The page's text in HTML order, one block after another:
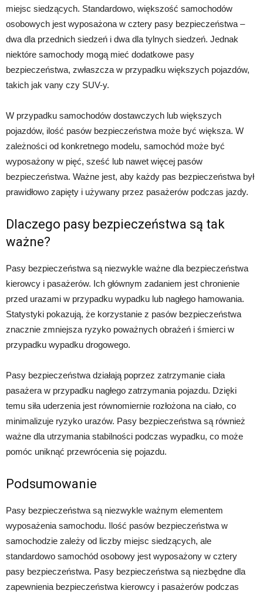
miejsc siedzących. Standardowo, większość samochodów
osobowych jest wyposażona w cztery pasy bezpieczeństwa –
dwa dla przednich siedzeń i dwa dla tylnych siedzeń. Jednak
niektóre samochody mogą mieć dodatkowe pasy
bezpieczeństwa, zwłaszcza w przypadku większych pojazdów,
takich jak vany czy SUV-y.
W przypadku samochodów dostawczych lub większych
pojazdów, ilość pasów bezpieczeństwa może być większa. W
zależności od konkretnego modelu, samochód może być
wyposażony w pięć, sześć lub nawet więcej pasów
bezpieczeństwa. Ważne jest, aby każdy pas bezpieczeństwa był
prawidłowo zapięty i używany przez pasażerów podczas jazdy.
Dlaczego pasy bezpieczeństwa są tak
ważne?
Pasy bezpieczeństwa są niezwykle ważne dla bezpieczeństwa
kierowcy i pasażerów. Ich głównym zadaniem jest chronienie
przed urazami w przypadku wypadku lub nagłego hamowania.
Statystyki pokazują, że korzystanie z pasów bezpieczeństwa
znacznie zmniejsza ryzyko poważnych obrażeń i śmierci w
przypadku wypadku drogowego.
Pasy bezpieczeństwa działają poprzez zatrzymanie ciała
pasażera w przypadku nagłego zatrzymania pojazdu. Dzięki
temu siła uderzenia jest równomiernie rozłożona na ciało, co
minimalizuje ryzyko urazów. Pasy bezpieczeństwa są również
ważne dla utrzymania stabilności podczas wypadku, co może
pomóc uniknąć przewrócenia się pojazdu.
Podsumowanie
Pasy bezpieczeństwa są niezwykle ważnym elementem
wyposażenia samochodu. Ilość pasów bezpieczeństwa w
samochodzie zależy od liczby miejsc siedzących, ale
standardowo samochód osobowy jest wyposażony w cztery
pasy bezpieczeństwa. Pasy bezpieczeństwa są niezbędne dla
zapewnienia bezpieczeństwa kierowcy i pasażerów podczas